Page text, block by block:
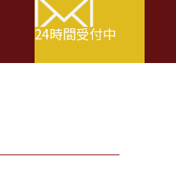
24時間受付中